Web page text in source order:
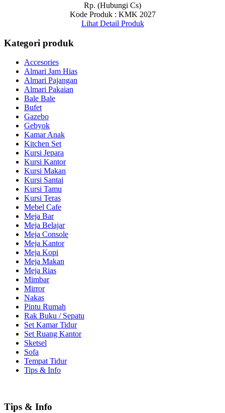
Rp. (Hubungi Cs)
Kode Produk : KMK 2027
Lihat Detail Produk
Kategori produk
Accesories
Almari Jam Hias
Almari Pajangan
Almari Pakaian
Bale Bale
Bufet
Gazebo
Gebyok
Kamar Anak
Kitchen Set
Kursi Jepara
Kursi Kantor
Kursi Makan
Kursi Santai
Kursi Tamu
Kursi Teras
Mebel Cafe
Meja Bar
Meja Belajar
Meja Console
Meja Kantor
Meja Kopi
Meja Makan
Meja Rias
Mimbar
Mirror
Nakas
Pintu Rumah
Rak Buku / Sepatu
Set Kamar Tidur
Set Ruang Kantor
Sketsel
Sofa
Tempat Tidur
Tips & Info
Tips & Info